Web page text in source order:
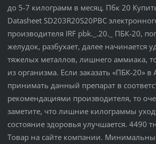
до 5-7 килограмм в месяц. Пбк 20
Datasheet SD203R20S20PBC
производителя IRF pbk._.20._ ПБК-20,
желудок, разбухает, далее начинается
тяжелых металлов, лишнего аммиака,
из организма. Если заказать «ПБК-20»
принимать данный препарат в
рекомендациями производителя, то
заметите, что лишние килограммы
состояние здоровья улучшается. 4490
Товар на сайте компании.